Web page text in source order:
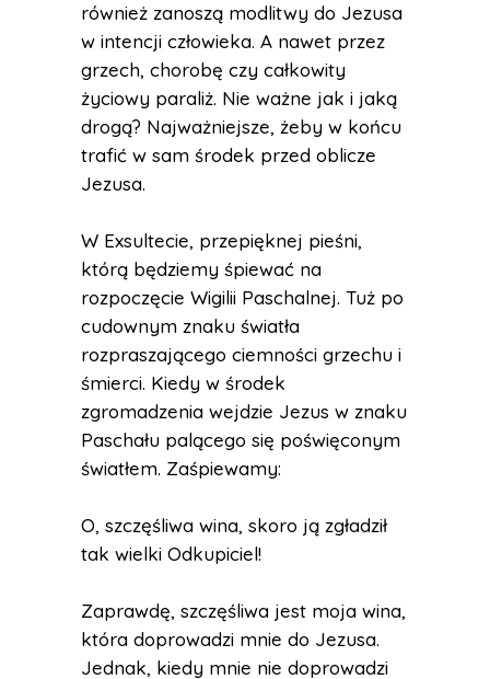
również zanoszą modlitwy do Jezusa
w intencji człowieka. A nawet przez
grzech, chorobę czy całkowity
życiowy paraliż. Nie ważne jak i jaką
drogą? Najważniejsze, żeby w końcu
trafić w sam środek przed oblicze
Jezusa.
W Exsultecie, przepięknej pieśni,
którą będziemy śpiewać na
rozpoczęcie Wigilii Paschalnej. Tuż po
cudownym znaku światła
rozpraszającego ciemności grzechu i
śmierci. Kiedy w środek
zgromadzenia wejdzie Jezus w znaku
Paschału palącego się poświęconym
światłem. Zaśpiewamy:
O, szczęśliwa wina, skoro ją zgładził
tak wielki Odkupiciel!
Zaprawdę, szczęśliwa jest moja wina,
która doprowadzi mnie do Jezusa.
Jednak, kiedy mnie nie doprowadzi